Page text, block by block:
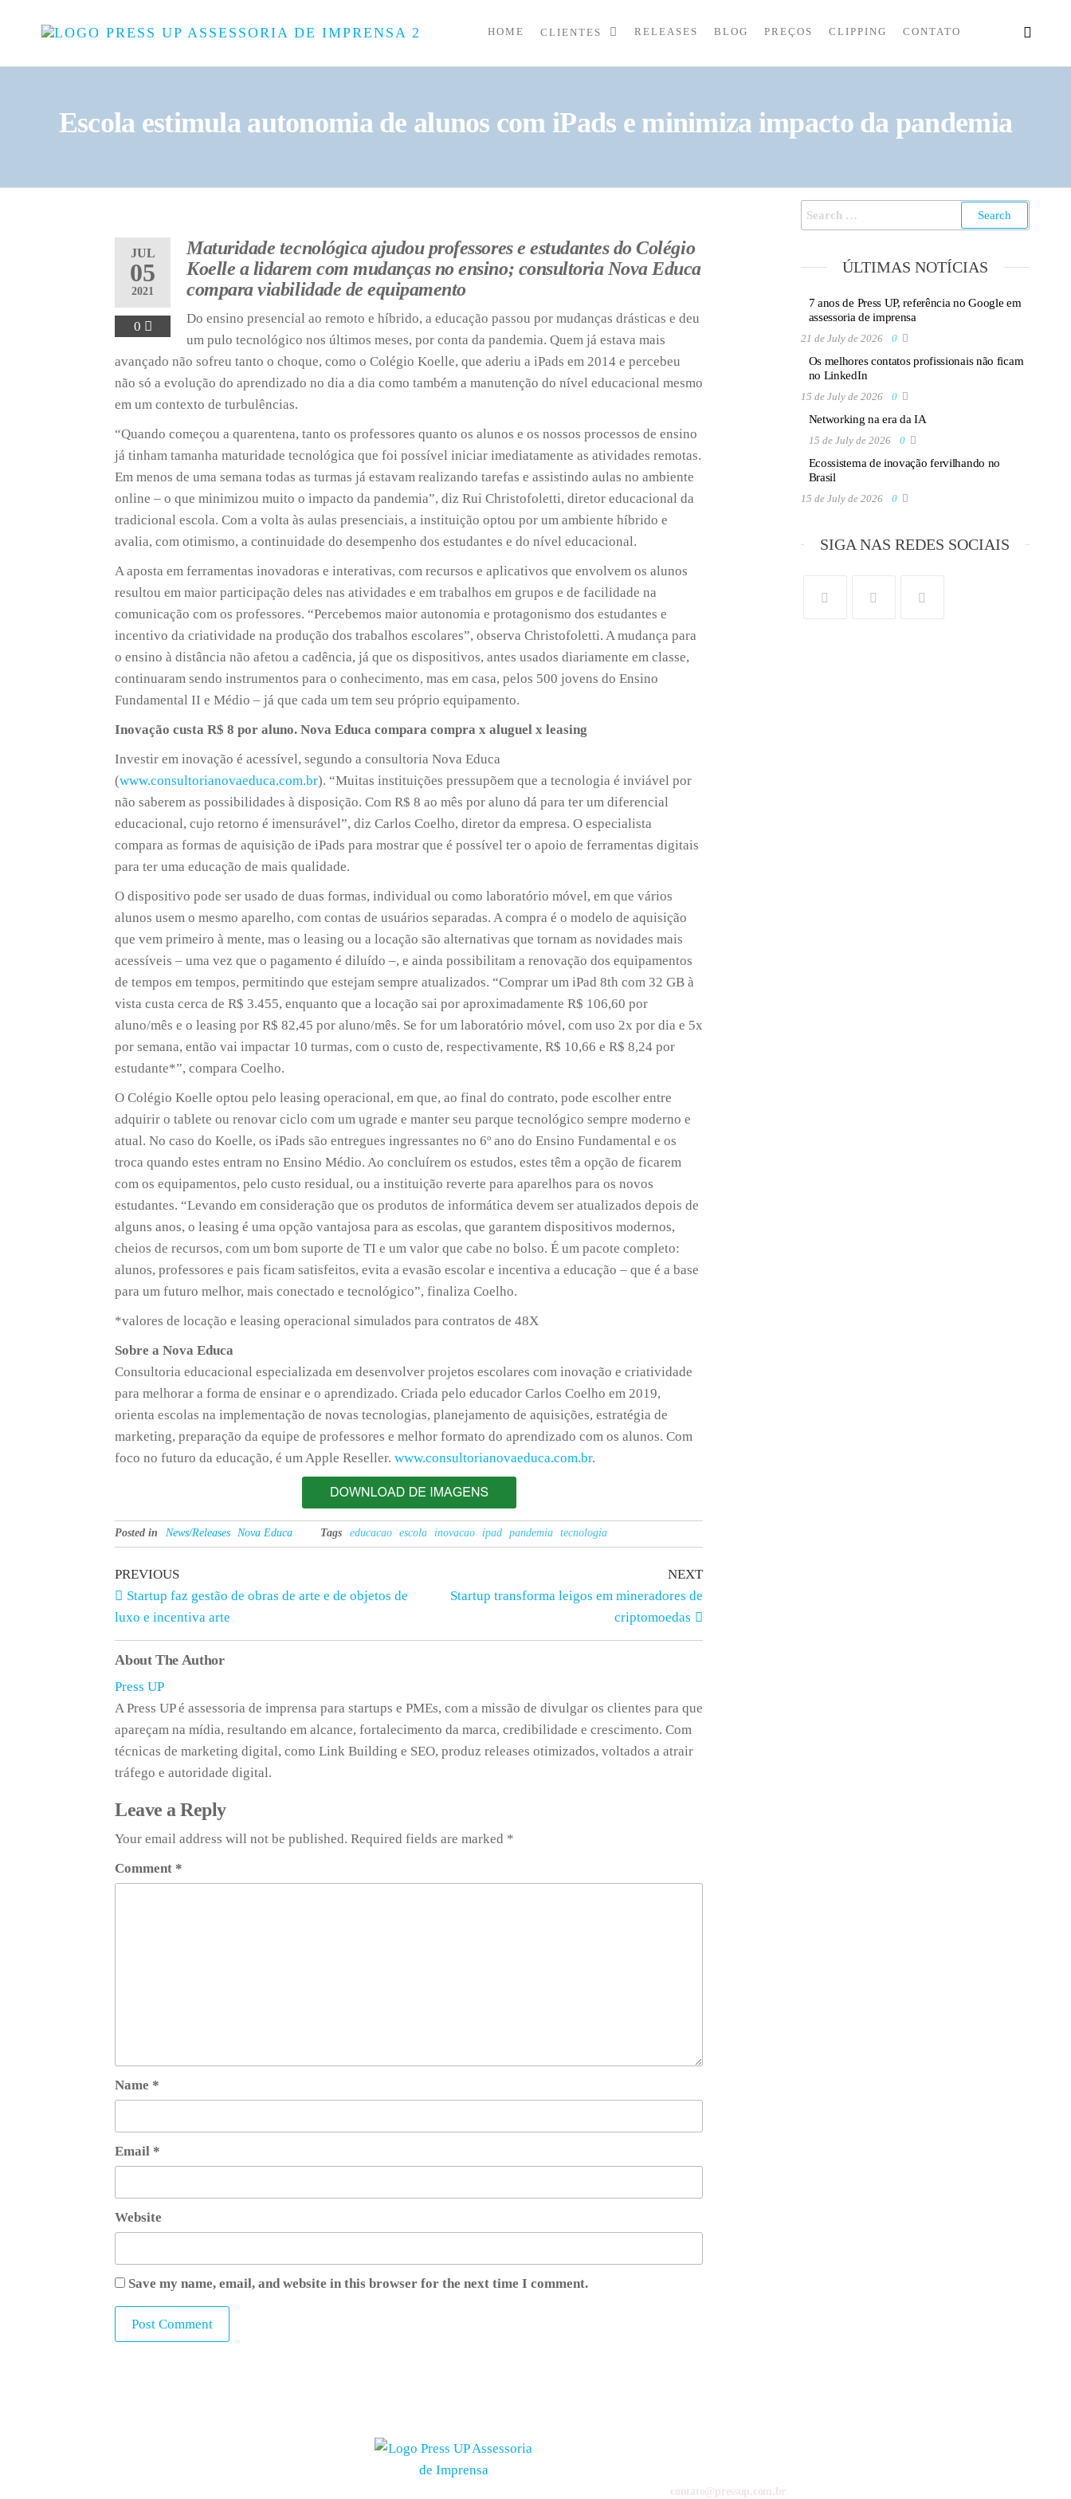
UP
Startups e
Pequenas
HOME CLIENTES RELEASES BLOG PREÇOS CLIPPING CONTATO
Escola estimula autonomia de alunos com iPads e minimiza impacto da pandemia
JUL
05
2021
0
Maturidade tecnológica ajudou professores e estudantes do Colégio
Koelle a lidarem com mudanças no ensino; consultoria Nova Educa
compara viabilidade de equipamento
Do ensino presencial ao remoto e híbrido, a educação passou por mudanças drásticas e deu
um pulo tecnológico nos últimos meses, por conta da pandemia. Quem já estava mais
avançado não sofreu tanto o choque, como o Colégio Koelle, que aderiu a iPads em 2014 e percebeu
não só a evolução do aprendizado no dia a dia como também a manutenção do nível educacional mesmo
em um contexto de turbulências.
“Quando começou a quarentena, tanto os professores quanto os alunos e os nossos processos de ensino
já tinham tamanha maturidade tecnológica que foi possível iniciar imediatamente as atividades remotas.
Em menos de uma semana todas as turmas já estavam realizando tarefas e assistindo aulas no ambiente
online – o que minimizou muito o impacto da pandemia”, diz Rui Christofoletti, diretor educacional da
tradicional escola. Com a volta às aulas presenciais, a instituição optou por um ambiente híbrido e
avalia, com otimismo, a continuidade do desempenho dos estudantes e do nível educacional.
A aposta em ferramentas inovadoras e interativas, com recursos e aplicativos que envolvem os alunos
resultou em maior participação deles nas atividades e em trabalhos em grupos e de facilidade na
comunicação com os professores. “Percebemos maior autonomia e protagonismo dos estudantes e
incentivo da criatividade na produção dos trabalhos escolares”, observa Christofoletti. A mudança para
o ensino à distância não afetou a cadência, já que os dispositivos, antes usados diariamente em classe,
continuaram sendo instrumentos para o conhecimento, mas em casa, pelos 500 jovens do Ensino
Fundamental II e Médio – já que cada um tem seu próprio equipamento.
Inovação custa R$ 8 por aluno. Nova Educa compara compra x aluguel x leasing
Investir em inovação é acessível, segundo a consultoria Nova Educa
(www.consultorianovaeduca.com.br). “Muitas instituições pressupõem que a tecnologia é inviável por
não saberem as possibilidades à disposição. Com R$ 8 ao mês por aluno dá para ter um diferencial
educacional, cujo retorno é imensurável”, diz Carlos Coelho, diretor da empresa. O especialista
compara as formas de aquisição de iPads para mostrar que é possível ter o apoio de ferramentas digitais
para ter uma educação de mais qualidade.
O dispositivo pode ser usado de duas formas, individual ou como laboratório móvel, em que vários
alunos usem o mesmo aparelho, com contas de usuários separadas. A compra é o modelo de aquisição
que vem primeiro à mente, mas o leasing ou a locação são alternativas que tornam as novidades mais
acessíveis – uma vez que o pagamento é diluído –, e ainda possibilitam a renovação dos equipamentos
de tempos em tempos, permitindo que estejam sempre atualizados. “Comprar um iPad 8th com 32 GB à
vista custa cerca de R$ 3.455, enquanto que a locação sai por aproximadamente R$ 106,60 por
aluno/mês e o leasing por R$ 82,45 por aluno/mês. Se for um laboratório móvel, com uso 2x por dia e 5x
por semana, então vai impactar 10 turmas, com o custo de, respectivamente, R$ 10,66 e R$ 8,24 por
estudante*”, compara Coelho.
O Colégio Koelle optou pelo leasing operacional, em que, ao final do contrato, pode escolher entre
adquirir o tablete ou renovar ciclo com um ugrade e manter seu parque tecnológico sempre moderno e
atual. No caso do Koelle, os iPads são entregues ingressantes no 6º ano do Ensino Fundamental e os
troca quando estes entram no Ensino Médio. Ao concluírem os estudos, estes têm a opção de ficarem
com os equipamentos, pelo custo residual, ou a instituição reverte para aparelhos para os novos
estudantes. “Levando em consideração que os produtos de informática devem ser atualizados depois de
alguns anos, o leasing é uma opção vantajosa para as escolas, que garantem dispositivos modernos,
cheios de recursos, com um bom suporte de TI e um valor que cabe no bolso. É um pacote completo:
alunos, professores e pais ficam satisfeitos, evita a evasão escolar e incentiva a educação – que é a base
para um futuro melhor, mais conectado e tecnológico”, finaliza Coelho.
*valores de locação e leasing operacional simulados para contratos de 48X
Sobre a Nova Educa
Consultoria educacional especializada em desenvolver projetos escolares com inovação e criatividade
para melhorar a forma de ensinar e o aprendizado. Criada pelo educador Carlos Coelho em 2019,
orienta escolas na implementação de novas tecnologias, planejamento de aquisições, estratégia de
marketing, preparação da equipe de professores e melhor formato do aprendizado com os alunos. Com
foco no futuro da educação, é um Apple Reseller.www.consultorianovaeduca.com.br.
Posted in News/Releases Nova Educa Tags educacao escola inovacao ipad pandemia tecnologia
PREVIOUS
Startup faz gestão de obras de arte e de objetos de
luxo e incentiva arte
NEXT
Startup transforma leigos em mineradores de
criptomoedas
About The Author
Press UP
A Press UP é assessoria de imprensa para startups e PMEs, com a missão de divulgar os clientes para que
apareçam na mídia, resultando em alcance, fortalecimento da marca, credibilidade e crescimento. Com
técnicas de marketing digital, como Link Building e SEO, produz releases otimizados, voltados a atrair
tráfego e autoridade digital.
Leave a Reply
Your email address will not be published. Required fields are marked *
Comment *
Name *
Email *
Website
Save my name, email, and website in this browser for the next time I comment.
ÚLTIMAS NOTÍCIAS
7 anos de Press UP, referência no Google em
assessoria de imprensa
21 de July de 2026 0
Os melhores contatos profissionais não ficam
no LinkedIn
15 de July de 2026 0
Networking na era da IA
15 de July de 2026 0
Ecossistema de inovação fervilhando no
Brasil
15 de July de 2026 0
SIGA NAS REDES SOCIAIS
contato@pressup.com.br